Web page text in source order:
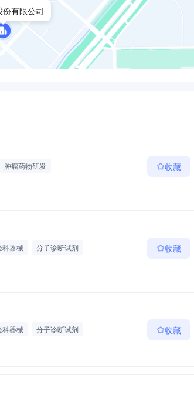
有限公司
肿瘤药物研发
收藏
科器械
分子诊断试剂
收藏
科器械
分子诊断试剂
收藏